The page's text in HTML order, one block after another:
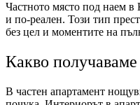
Частното място под наем в
и по-реален. Този тип
без цел и моментите на
Какво получаваме
В частен апартамент